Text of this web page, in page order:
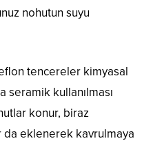
nohutun suyu
tencereler kimyasal
kullanılması
konur, biraz
eklenerek kavrulmaya